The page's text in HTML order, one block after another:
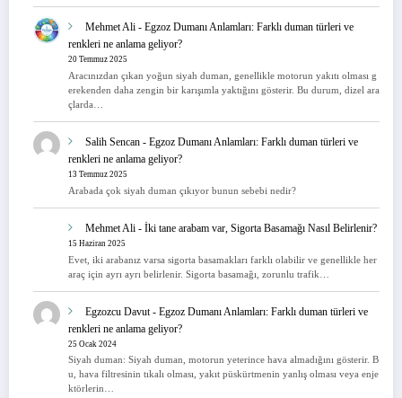
Mehmet Ali - Egzoz Dumanı Anlamları: Farklı duman türleri ve
renkleri ne anlama geliyor?
20 Temmuz 2025
Aracınızdan çıkan yoğun siyah duman, genellikle motorun yakıtı olması g
erekenden daha zengin bir karışımla yaktığını gösterir. Bu durum, dizel ara
çlarda…
Salih Sencan - Egzoz Dumanı Anlamları: Farklı duman türleri ve
renkleri ne anlama geliyor?
13 Temmuz 2025
Arabada çok siyah duman çıkıyor bunun sebebi nedir?
Mehmet Ali - İki tane arabam var, Sigorta Basamağı Nasıl Belirlenir?
15 Haziran 2025
Evet, iki arabanız varsa sigorta basamakları farklı olabilir ve genellikle her
araç için ayrı ayrı belirlenir. Sigorta basamağı, zorunlu trafik…
Egzozcu Davut - Egzoz Dumanı Anlamları: Farklı duman türleri ve
renkleri ne anlama geliyor?
25 Ocak 2024
Siyah duman: Siyah duman, motorun yeterince hava almadığını gösterir. B
u, hava filtresinin tıkalı olması, yakıt püskürtmenin yanlış olması veya enje
ktörlerin…